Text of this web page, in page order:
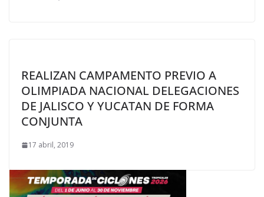
REALIZAN CAMPAMENTO PREVIO A
OLIMPIADA NACIONAL DELEGACIONES
DE JALISCO Y YUCATAN DE FORMA
CONJUNTA
17 abril, 2019